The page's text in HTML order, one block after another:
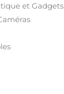
et Gadgets